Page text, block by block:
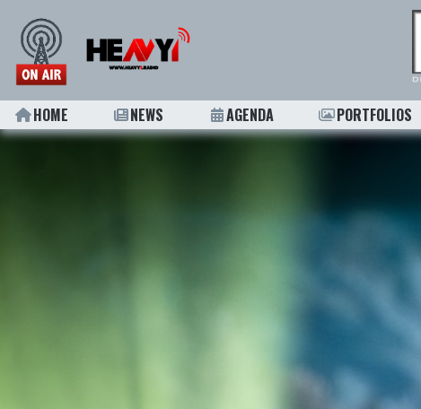
HOME NEWS AGENDA PORTFOLIOS